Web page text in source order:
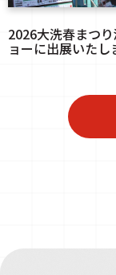
2026大洗春まつ
ョーに出展いたし